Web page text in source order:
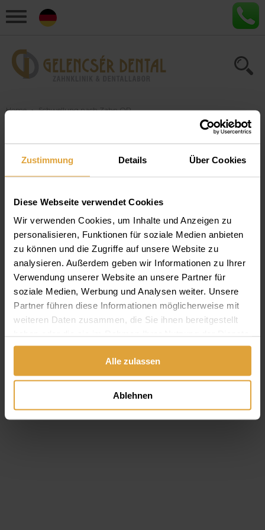
Zustimmung Details Über Cookies
Diese Webseite verwendet Cookies
Wir verwenden Cookies, um Inhalte und Anzeigen zu
personalisieren, Funktionen für soziale Medien anbieten
zu können und die Zugriffe auf unsere Website zu
analysieren. Außerdem geben wir Informationen zu Ihrer
Verwendung unserer Website an unsere Partner für
soziale Medien, Werbung und Analysen weiter. Unsere
Partner führen diese Informationen möglicherweise mit
weiteren Daten zusammen, die Sie ihnen bereitgestellt
haben oder die sie im Rahmen Ihrer Nutzung der Dienste
gesammelt haben.
Alle zulassen
Ablehnen
Home › Schwellung nach Zahn OP
Artikel zum Thema
"Schwellung nach Zahn
OP"
10+1 Verhaltensregeln nach Zahn-OP
Auch Sie fragen sich sicher, was man nach zahnchirurgischen
Eingriffen und OP-s beachten soll. Wir haben alles
Wissenswerte, Regeln und Ratschläge für Sie
zusammengefasst, die eigentlich ganz plausibel und nur für
ein paar Tage zu befolgen sind. Dann aber strikt.
Weiterlesen